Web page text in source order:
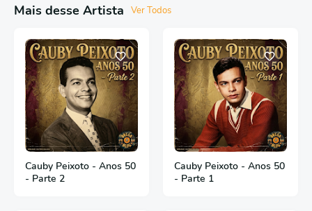
Mais desse Artista Ver Todos
Cauby Peixoto - Anos 50
- Parte 2
Cauby Peixoto - Anos 50
- Parte 1